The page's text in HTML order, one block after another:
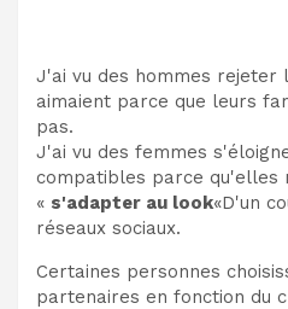
J'ai vu des hommes rejeter
aimaient parce que leurs
pas.
J'ai vu des femmes
compatibles parce qu'elles
« s'adapter au look«D'un
réseaux sociaux.
Certaines personnes
partenaires en fonction du